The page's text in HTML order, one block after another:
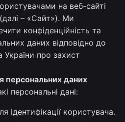
на веб-сайті
(далі – «Сайт»). Ми
конфіденційність та
даних відповідно до
України про захист
персональних даних
персональні дані:
ідентифікації користувача.